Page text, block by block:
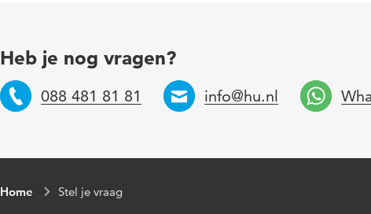
Heb je nog vragen?
Telefoon
088 481 81 81
Email
info@hu.nl
Home Stel je vraag